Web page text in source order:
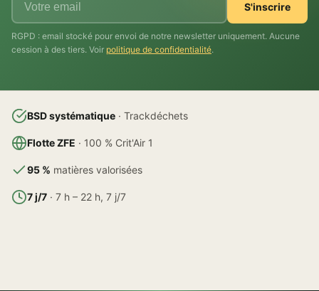
S'inscrire
RGPD : email stocké pour envoi de notre newsletter uniquement. Aucune
cession à des tiers. Voir politique de confidentialité.
BSD systématique · Trackdéchets
Flotte ZFE · 100 % Crit'Air 1
95 % matières valorisées
7 j/7 · 7 h – 22 h, 7 j/7